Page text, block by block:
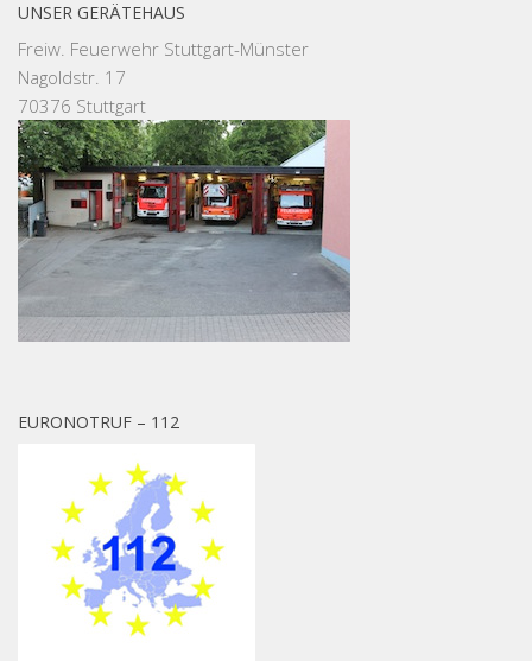
UNSER GERÄTEHAUS
Freiw. Feuerwehr Stuttgart-Münster
Nagoldstr. 17
70376 Stuttgart
EURONOTRUF – 112